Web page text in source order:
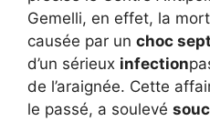
Gemelli, en effet, la
causée par un choc
d’un sérieux infection
de l’araignée. Cette
le passé, a soulevé